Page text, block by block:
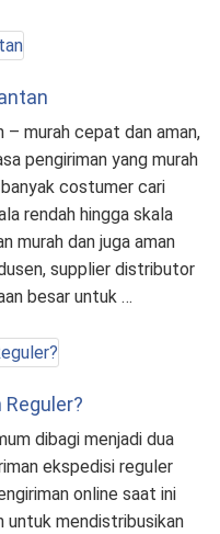
– murah cepat dan aman,
pengiriman yang murah
costumer cari
rendah hingga skala
murah dan juga aman
supplier distributor
besar untuk …
dibagi menjadi dua
ekspedisi reguler
online saat ini
untuk mendistribusikan